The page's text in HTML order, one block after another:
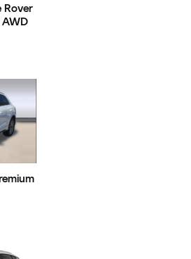
Rover
AWD